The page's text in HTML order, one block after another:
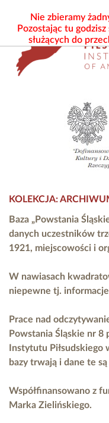
KOLEKCJA:
Baza „Powstania
danych uczestników
1921, miejscowości i
W nawiasach
niepewne tj.
Prace nad
Powstania Śląskie nr
Instytutu
bazy trwają i dane te są
Współfinansowano z
Marka Zielińskiego.
Nie zbieramy
Pozostając tu
służących do